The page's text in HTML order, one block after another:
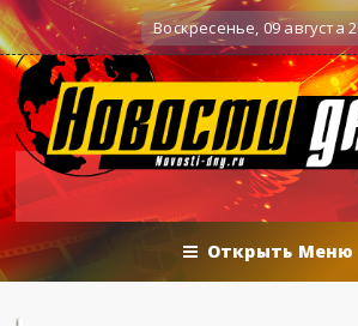
действия Вечерние баталии
Воскресенье, 09 августа
Открыть Меню